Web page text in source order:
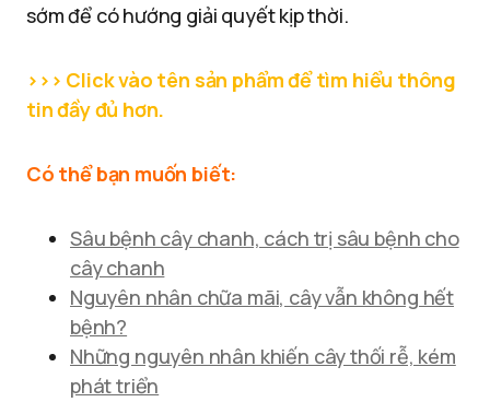
sớm để có hướng giải quyết kịp thời.
>>> Click vào tên sản phẩm để tìm hiểu thông
tin đầy đủ hơn.
Có thể bạn muốn biết:
Sâu bệnh cây chanh, cách trị sâu bệnh cho
cây chanh
Nguyên nhân chữa mãi, cây vẫn không hết
bệnh?
Những nguyên nhân khiến cây thối rễ, kém
phát triển